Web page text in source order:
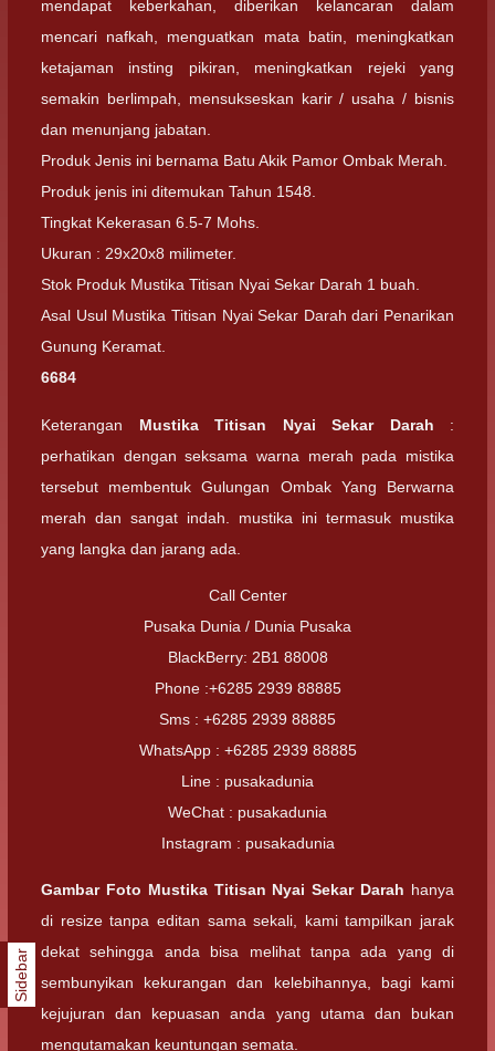
mendapat keberkahan, diberikan kelancaran dalam
mencari nafkah, menguatkan mata batin, meningkatkan
ketajaman insting pikiran, meningkatkan rejeki yang
semakin berlimpah, mensukseskan karir / usaha / bisnis
dan menunjang jabatan.
Produk Jenis ini bernama Batu Akik Pamor Ombak Merah.
Produk jenis ini ditemukan Tahun 1548.
Tingkat Kekerasan 6.5-7 Mohs.
Ukuran : 29x20x8 milimeter.
Stok Produk Mustika Titisan Nyai Sekar Darah 1 buah.
Asal Usul Mustika Titisan Nyai Sekar Darah dari Penarikan
Gunung Keramat.
6684
Keterangan Mustika Titisan Nyai Sekar Darah :
perhatikan dengan seksama warna merah pada mistika
tersebut membentuk Gulungan Ombak Yang Berwarna
merah dan sangat indah. mustika ini termasuk mustika
yang langka dan jarang ada.
Call Center
Pusaka Dunia / Dunia Pusaka
BlackBerry: 2B1 88008
Phone :+6285 2939 88885
Sms : +6285 2939 88885
WhatsApp : +6285 2939 88885
Line : pusakadunia
WeChat : pusakadunia
Instagram : pusakadunia
Gambar Foto Mustika Titisan Nyai Sekar Darah hanya
di resize tanpa editan sama sekali, kami tampilkan jarak
dekat sehingga anda bisa melihat tanpa ada yang di
sembunyikan kekurangan dan kelebihannya, bagi kami
kejujuran dan kepuasan anda yang utama dan bukan
mengutamakan keuntungan semata.
Sidebar